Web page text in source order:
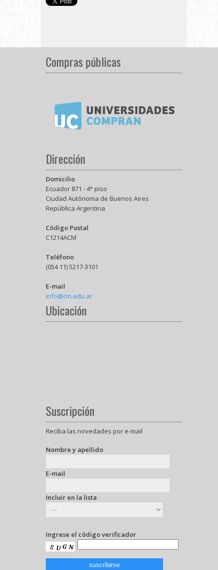
Compras públicas
Dirección
Domicilio
Ecuador 871 - 4° piso
Ciudad Autónoma de Buenos Aires
República Argentina
Código Postal
C1214ACM
Teléfono
(054 11) 5217-3101
E-mail
info@cin.edu.ar
Ubicación
Suscripción
Reciba las novedades por e-mail
Nombre y apellido
E-mail
Incluir en la lista
Ingrese el código verificador